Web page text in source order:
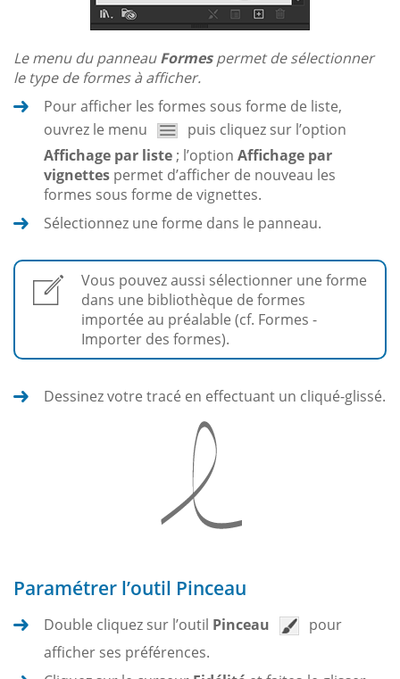
Le menu du panneauFormespermet de sélectionner
le type de formes à afficher.
Pour afficher les formes sous forme de liste,
ouvrez le menu
puis cliquez sur l’option
Affichage par liste ; l’option Affichage par
vignettes permet d’afficher de nouveau les
formes sous forme de vignettes.
Sélectionnez une forme dans le panneau.
Vous pouvez aussi sélectionner une forme
dans une bibliothèque de formes
importée au préalable (cf. Formes -
Importer des formes).
Dessinez votre tracé en effectuant un cliqué-glissé.
Paramétrer l’outil Pinceau
Double cliquez sur l’outil Pinceau
pour
afficher ses préférences.